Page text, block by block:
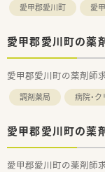
愛甲郡愛川町
愛
愛甲郡愛川町の薬
愛甲郡愛川町の薬剤師
調剤薬局 病院・
愛甲郡愛川町の薬
愛甲郡愛川町の薬剤師